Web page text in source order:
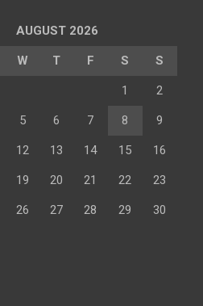
AUGUST 2026
W T F S S
1 2
5 6 7 8 9
12 13 14 15 16
19 20 21 22 23
26 27 28 29 30